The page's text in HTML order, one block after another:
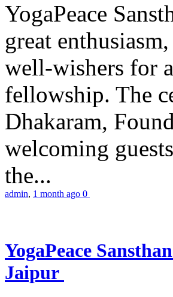
YogaPeace
great
well-wishers for
fellowship. The
Dhakaram,
welcoming
the...
admin, 1 month ago 0
YogaPeace
Jaipur